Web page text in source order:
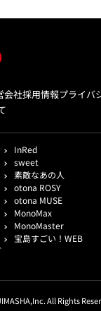
会社採用情報プライバ
InRed
sweet
素敵なあの人
otona ROSY
otona MUSE
MonoMax
MonoMaster
宝島すごい！WEB
All Rights